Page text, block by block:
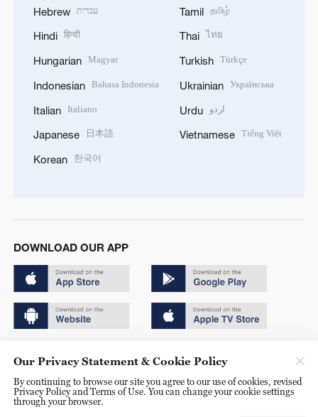
Hebrew עברית
Hindi हिन्दी
Hungarian Magyar
Indonesian Bahasa Indonesia
Italian Italiano
Japanese 日本語
Korean 한국어
Tamil தமிழ்
Thai ไทย
Turkish Türkçe
Ukrainian Українська
Urdu اردو
Vietnamese Tiếng Việt
DOWNLOAD OUR APP
京ICP备20000184号
京公网安备 11010502050052号
Our Privacy Statement & Cookie Policy
By continuing to browse our site you agree to our use of cookies, revised
Privacy Policy and Terms of Use. You can change your cookie settings
through your browser.